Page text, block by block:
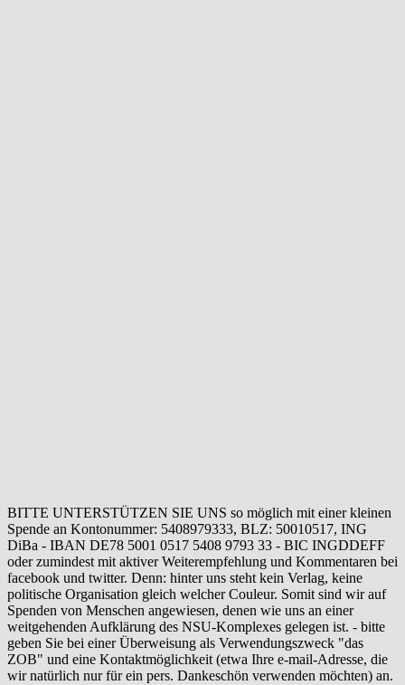
BITTE UNTERSTÜTZEN SIE UNS so möglich mit einer kleinen
Spende an Kontonummer: 5408979333, BLZ: 50010517, ING
DiBa - IBAN DE78 5001 0517 5408 9793 33 - BIC INGDDEFF
oder zumindest mit aktiver Weiterempfehlung und Kommentaren bei
facebook und twitter. Denn: hinter uns steht kein Verlag, keine
politische Organisation gleich welcher Couleur. Somit sind wir auf
Spenden von Menschen angewiesen, denen wie uns an einer
weitgehenden Aufklärung des NSU-Komplexes gelegen ist. - bitte
geben Sie bei einer Überweisung als Verwendungszweck "das
ZOB" und eine Kontaktmöglichkeit (etwa Ihre e-mail-Adresse, die
wir natürlich nur für ein pers. Dankeschön verwenden möchten) an.